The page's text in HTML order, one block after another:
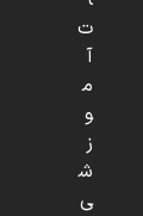
ت
آ
م
و
ز
ش
ی